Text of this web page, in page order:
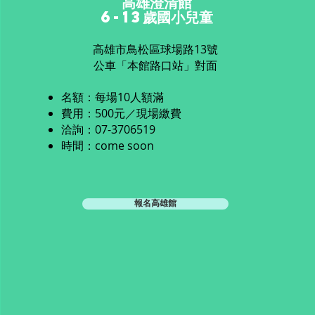
6-13歲國小兒童
高雄市鳥松區球場路13號
公車「本館路口站」對面
名額：每場10人額滿
費用：500元／現場繳費
​洽詢：07-3706519
時間：come soon
報名高雄館